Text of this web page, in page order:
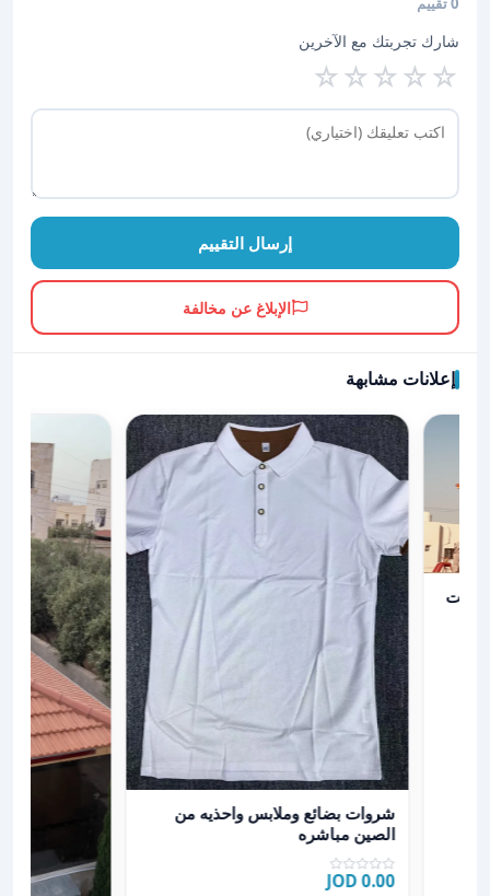
شارك تجربتك مع الآخرين
☆
☆
☆
☆
☆
إرسال التقييم
الإبلاغ عن مخالفة
إعلانات مشابهة
والديكورات الخارجية
عرض تفاصيل شروات بضائع وملابس واحذيه من الصين
شروات بضائع وملابس واحذيه من
الصين مباشره
0.00 JOD